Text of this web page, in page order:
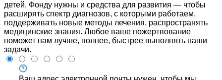
детей. Фонду нужны и средства для развития — чтобы
расширять спектр диагнозов, с которыми работаем,
поддерживать новые методы лечения, распространять
медицинские знания. Любое ваше пожертвование
поможет нам лучше, полнее, быстрее выполнять наши
задачи.